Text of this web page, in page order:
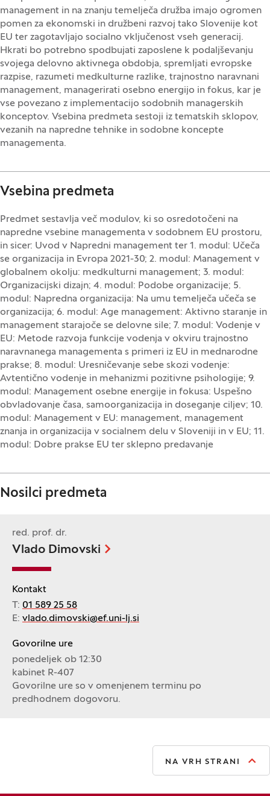
management in na znanju temelječa družba imajo ogromen
pomen za ekonomski in družbeni razvoj tako Slovenije kot
EU ter zagotavljajo socialno vključenost vseh generacij.
Hkrati bo potrebno spodbujati zaposlene k podaljševanju
svojega delovno aktivnega obdobja, spremljati evropske
razpise, razumeti medkulturne razlike, trajnostno naravnani
management, managerirati osebno energijo in fokus, kar je
vse povezano z implementacijo sodobnih managerskih
konceptov. Vsebina predmeta sestoji iz tematskih sklopov,
vezanih na napredne tehnike in sodobne koncepte
managementa.
Vsebina predmeta
Predmet sestavlja več modulov, ki so osredotočeni na
napredne vsebine managementa v sodobnem EU prostoru,
in sicer: Uvod v Napredni management ter 1. modul: Učeča
se organizacija in Evropa 2021-30; 2. modul: Management v
globalnem okolju: medkulturni management; 3. modul:
Organizacijski dizajn; 4. modul: Podobe organizacije; 5.
modul: Napredna organizacija: Na umu temelječa učeča se
organizacija; 6. modul: Age management: Aktivno staranje in
management starajoče se delovne sile; 7. modul: Vodenje v
EU: Metode razvoja funkcije vodenja v okviru trajnostno
naravnanega managementa s primeri iz EU in mednarodne
prakse; 8. modul: Uresničevanje sebe skozi vodenje:
Avtentično vodenje in mehanizmi pozitivne psihologije; 9.
modul: Management osebne energije in fokusa: Uspešno
obvladovanje časa, samoorganizacija in doseganje ciljev; 10.
modul: Management v EU: management, management
znanja in organizacija v socialnem delu v Sloveniji in v EU; 11.
modul: Dobre prakse EU ter sklepno predavanje
Nosilci predmeta
red. prof. dr.
Vlado Dimovski
Kontakt
T: 01 589 25 58
E: vlado.dimovski@ef.uni-lj.si
Govorilne ure
ponedeljek ob 12:30
kabinet R-407
Govorilne ure so v omenjenem terminu po
predhodnem dogovoru.
NA VRH STRANI